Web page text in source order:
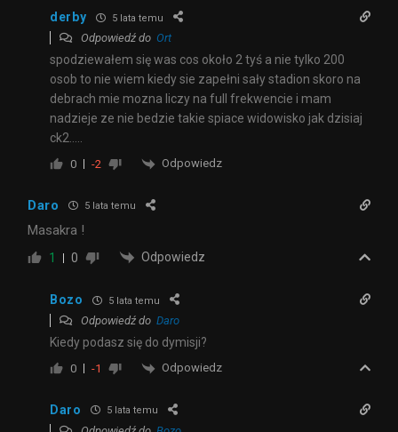
derby 5 lata temu
Odpowiedź do Ort
spodziewałem się was cos około 2 tyś a nie tylko 200
osob to nie wiem kiedy sie zapełni sały stadion skoro na
debrach mie mozna liczy na full frekwencie i mam
nadzieje ze nie bedzie takie spiace widowisko jak dzisiaj
ck2…..
0 -2 Odpowiedz
Daro 5 lata temu
Masakra !
1 0 Odpowiedz
Bozo 5 lata temu
Odpowiedź do Daro
Kiedy podasz się do dymisji?
0 -1 Odpowiedz
Daro 5 lata temu